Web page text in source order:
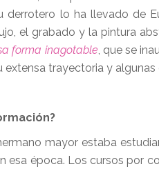
derrotero lo ha llevado de
el grabado y la pintura
forma inagotable, que se
trayectoria y algunas
mayor estaba
época. Los cursos por